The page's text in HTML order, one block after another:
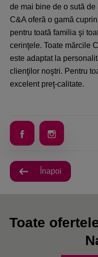
de mai bine de o sută
C&A oferă o gamă
pentru toată familia şi
cerinţele. Toate mărcile
este adaptat la
clienţilor noştri. Pentru
excelent preţ-calitate.
Înapoi
Toate